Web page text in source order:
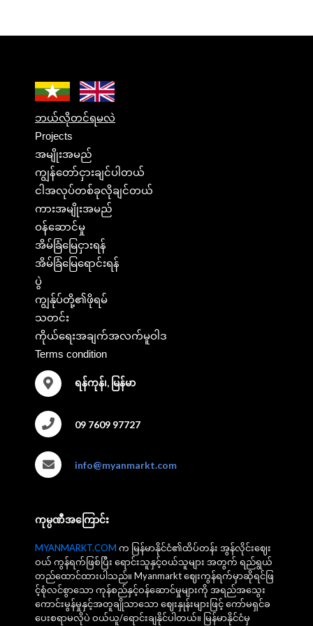
ဘယ်လိုတင်ရမလဲ
Projects
အမျိုးအမည်
ကျွန်တော်ငှားချင်ပါတယ်
ငါအလုပ်တစ်ခုလိုချင်တယ်
ကားအမျိုးအမည်
ဝန်ဆောင်မှု
အိမ်ခြံမြေငှားရန်
အိမ်ခြံမြေရောင်းရန်
ပွဲ
ကျွန်ုပ်တို့၏ဖိုရမ်
သတင်း
ကိုယ်ရေးအချက်အလက်မူဝါဒ
Terms condition
ရန်ကုန်၊, မြန်မာ
09 7609 97727
info@myanmarkt.com
ကုမ္ပဏီအကြောင်း
MYANMARKT.COM က မြန်မာနိုင်ငံ၏ထိပ်တန်း အွန်လိုင်းဈေး
ဝယ် ကွန်ရက်ဖြစ်ပြီး ရောင်းသူနှင့်ဝယ်သူများ အတွက် ရည်ရွယ်
တည်ထောင်ထားပါသည်။ Myanmarkt ဈေးကွန်ရက်မှာဆိုရင်ဖြ
င့်စုံလင်စွာသော ကုန်စည်နှင့်ဝန်ဆောင်မှုများကို အရည်အသွေး
ကောင်းမွန်မှုနှင့်အတူချိုသာသော ဈေးနှုန်းများဖြင့် ကော်မရှင်ခ
ပေးစရာမလိုပဲ ဝယ်ယူ/ရောင်းချနိုင်ပါတယ်။ မြန်မာနိုင်ငံမှ